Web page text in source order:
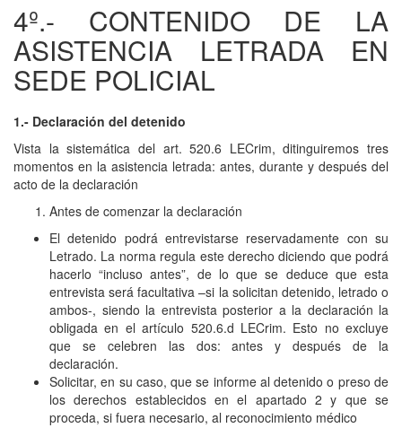
4º.- CONTENIDO DE LA
ASISTENCIA LETRADA EN
SEDE POLICIAL
1.- Declaración del detenido
Vista la sistemática del art. 520.6 LECrim, ditinguiremos tres
momentos en la asistencia letrada: antes, durante y después del
acto de la declaración
Antes de comenzar la declaración
El detenido podrá entrevistarse reservadamente con su
Letrado. La norma regula este derecho diciendo que podrá
hacerlo “incluso antes”, de lo que se deduce que esta
entrevista será facultativa –si la solicitan detenido, letrado o
ambos-, siendo la entrevista posterior a la declaración la
obligada en el artículo 520.6.d LECrim. Esto no excluye
que se celebren las dos: antes y después de la
declaración.
Solicitar, en su caso, que se informe al detenido o preso de
los derechos establecidos en el apartado 2 y que se
proceda, si fuera necesario, al reconocimiento médico